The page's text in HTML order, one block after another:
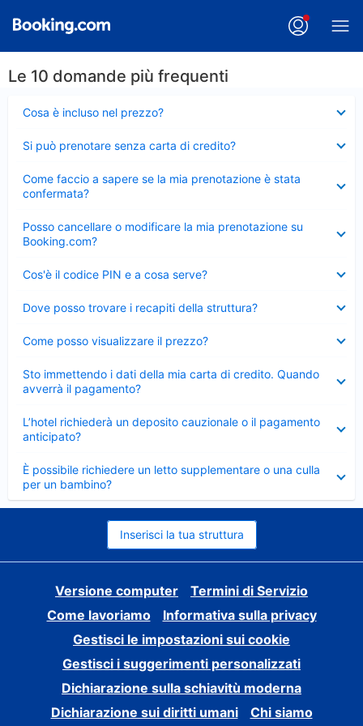
Le 10 domande più frequenti
Cosa è incluso nel prezzo?
chiuso
Si può prenotare senza carta di credito?
chiuso
Come faccio a sapere se la mia prenotazione è stata
confermata?
chiuso
Posso cancellare o modificare la mia prenotazione su
Booking.com?
chiuso
Cos'è il codice PIN e a cosa serve?
chiuso
Dove posso trovare i recapiti della struttura?
chiuso
Come posso visualizzare il prezzo?
chiuso
Sto immettendo i dati della mia carta di credito. Quando
avverrà il pagamento?
chiuso
L’hotel richiederà un deposito cauzionale o il pagamento
anticipato?
chiuso
È possibile richiedere un letto supplementare o una culla
per un bambino?
Elemento
chiuso
Inserisci la tua struttura
Versione computer
Termini di Servizio
Come lavoriamo
Informativa sulla privacy
Gestisci le impostazioni sui cookie
Gestisci i suggerimenti personalizzati
Dichiarazione sulla schiavitù moderna
Dichiarazione sui diritti umani
Chi siamo